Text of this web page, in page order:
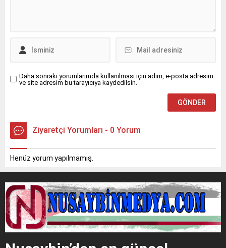
ekipleri, yangını çevreye
mahsur kalan...
Daha sonraki yorumlarımda kullanılması için adım, e-posta adresim
ve site adresim bu tarayıcıya kaydedilsin.
Ziyaretçi Yorumları - 0 Yorum
Henüz yorum yapılmamış.